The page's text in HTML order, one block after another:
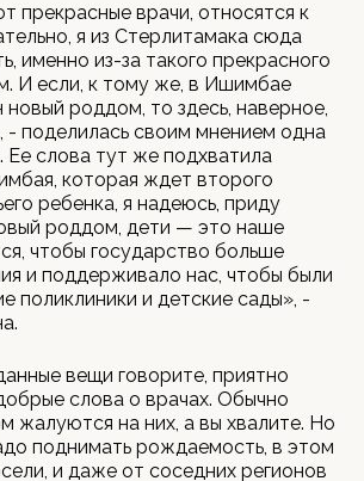
прекрасные врачи, относятся к
я из Стерлитамака сюда
именно из-за такого прекрасного
И если, к тому же, в Ишимбае
роддом, то здесь, наверное,
- поделилась своим мнением одна
Ее слова тут же подхватила
которая ждет второго
ребенка, я надеюсь, приду
роддом, дети — это наше
чтобы государство больше
и поддерживало нас, чтобы были
поликлиники и детские сады», -
вещи говорите, приятно
слова о врачах. Обычно
жалуются на них, а вы хвалите. Но
поднимать рождаемость, в этом
и даже от соседних регионов